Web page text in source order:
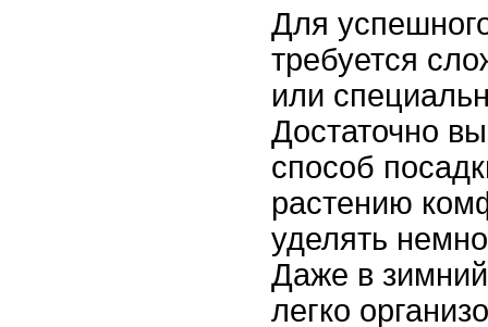
Для
требуется
или
Достаточно
способ
растению
уделять
Даже в
легко